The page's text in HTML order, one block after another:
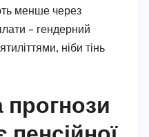
менше через
– гендерний
ніби тінь
прогнози